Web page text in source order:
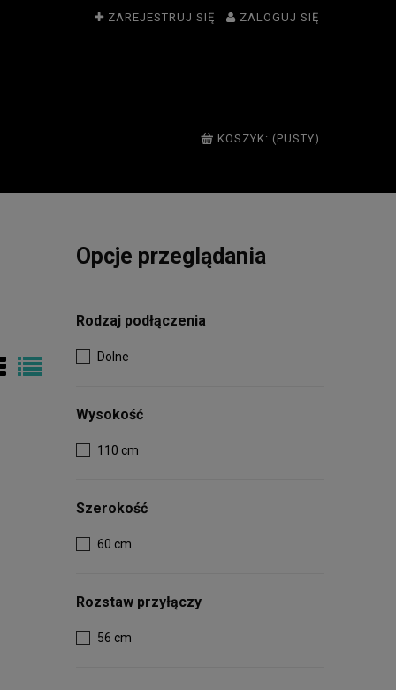
ZAREJESTRUJ SIĘ ZALOGUJ SIĘ
KOSZYK: (PUSTY)
Opcje przeglądania
Rodzaj podłączenia
Dolne
Wysokość
110 cm
Szerokość
60 cm
Rozstaw przyłączy
56 cm